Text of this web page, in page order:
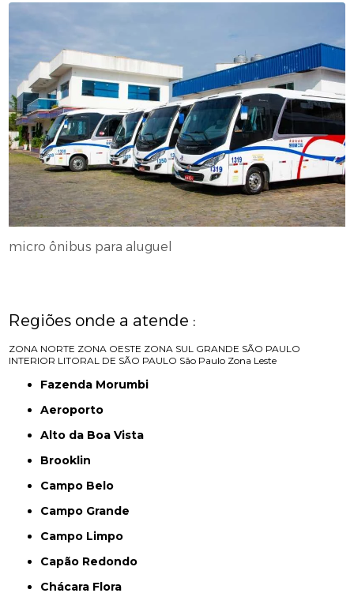
micro ônibus para aluguel
Regiões onde a atende :
ZONA NORTE ZONA OESTE ZONA SUL GRANDE SÃO PAULO
INTERIOR LITORAL DE SÃO PAULO São Paulo Zona Leste
Fazenda Morumbi
Aeroporto
Alto da Boa Vista
Brooklin
Campo Belo
Campo Grande
Campo Limpo
Capão Redondo
Chácara Flora